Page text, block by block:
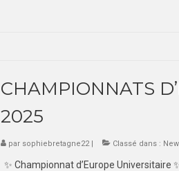
CHAMPIONNATS
2025
par sophiebretagne22| Classé dans :
✨ Championnat d’Europe Universitaire